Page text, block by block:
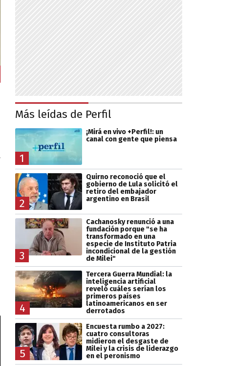
Más leídas de Perfil
1
¡Mirá en vivo +Perfil!: un
canal con gente que piensa
2
Quirno reconoció que el
gobierno de Lula solicitó el
retiro del embajador
argentino en Brasil
3
Cachanosky renunció a una
fundación porque "se ha
transformado en una
especie de Instituto Patria
incondicional de la gestión
de Milei"
4
Tercera Guerra Mundial: la
inteligencia artificial
reveló cuáles serían los
primeros países
latinoamericanos en ser
derrotados
5
Encuesta rumbo a 2027:
cuatro consultoras
midieron el desgaste de
Milei y la crisis de liderazgo
en el peronismo